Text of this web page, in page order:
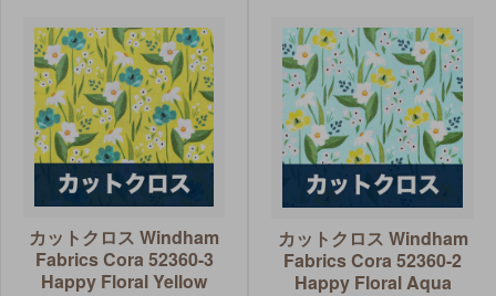
カットクロス Windham
Fabrics Cora 52360-3
Happy Floral Yellow
カットクロス Windham
Fabrics Cora 52360-2
Happy Floral Aqua